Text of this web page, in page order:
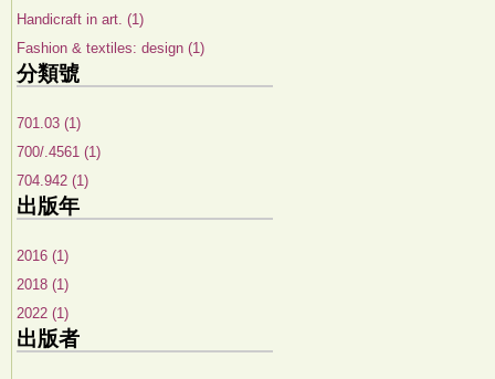
Handicraft in art. (1)
Fashion & textiles: design (1)
分類號
701.03 (1)
700/.4561 (1)
704.942 (1)
出版年
2016 (1)
2018 (1)
2022 (1)
出版者